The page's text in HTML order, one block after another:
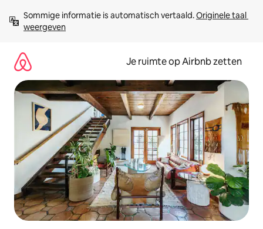
direct
naar
Sommige informatie is automatisch vertaald. Originele taal
weergeven
Je ruimte op Airbnb zetten